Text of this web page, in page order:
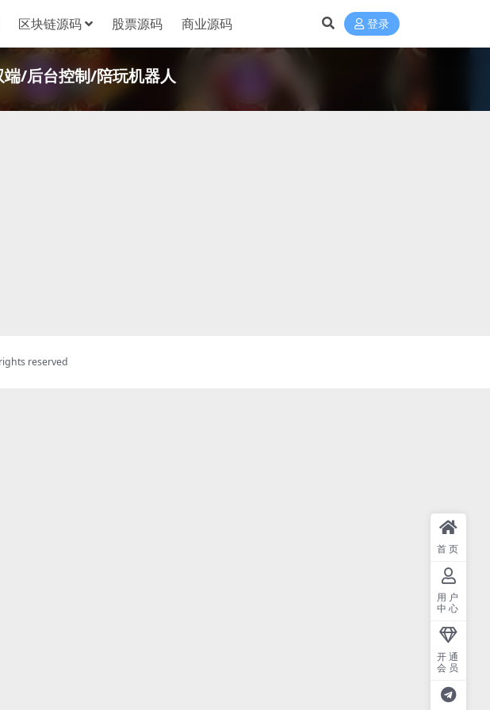
区块链源码 股票源码 商业源码 登录
/后台控制/陪玩机器人
reserved
首页
用户
中心
开通
会员